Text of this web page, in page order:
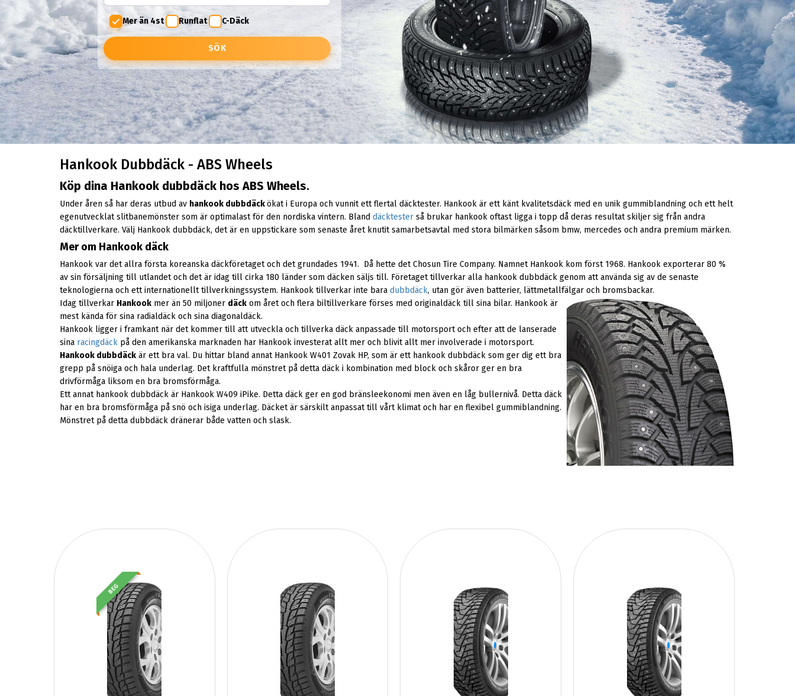
Mer än 4st Runflat C-Däck
SÖK
Hankook Dubbdäck - ABS Wheels
Köp dina Hankook dubbdäck hos ABS Wheels.
Under åren så har deras utbud av hankook dubbdäckökat i Europa och vunnit ett flertal däcktester. Hankook är ett känt kvalitetsdäck med en unik gummiblandning och ett helt
egenutvecklat slitbanemönster som är optimalast för den nordiska vintern. Bland däcktesterså brukar hankook oftast ligga i topp då deras resultat skiljer sig från andra
däcktillverkare. Välj Hankook dubbdäck, det är en uppstickare som senaste året knutit samarbetsavtal med stora bilmärken såsom bmw, mercedes och andra premium märken.
Mer om Hankook däck
Hankook var det allra första koreanska däckföretaget och det grundades 1941. Då hette det Chosun Tire Company. Namnet Hankook kom först 1968. Hankook exporterar 80 %
av sin försäljning till utlandet och det är idag till cirka 180 länder som däcken säljs till. Företaget tillverkar alla hankook dubbdäck genom att använda sig av de senaste
teknologierna och ett internationellt tillverkningssystem. Hankook tillverkar inte bara dubbdäck, utan gör även batterier, lättmetallfälgar och bromsbackar.
Idag tillverkar Hankookmer än 50 miljoner däckom året och flera biltillverkare förses med originaldäck till sina bilar. Hankook är
mest kända för sina radialdäck och sina diagonaldäck.
Hankook ligger i framkant när det kommer till att utveckla och tillverka däck anpassade till motorsport och efter att de lanserade
sina racingdäckpå den amerikanska marknaden har Hankook investerat allt mer och blivit allt mer involverade i motorsport.
Hankook dubbdäckär ett bra val. Du hittar bland annat Hankook W401 Zovak HP, som är ett hankook dubbdäck som ger dig ett bra
grepp på snöiga och hala underlag. Det kraftfulla mönstret på detta däck i kombination med block och skåror ger en bra
drivförmåga liksom en bra bromsförmåga.
Ett annat hankook dubbdäck är Hankook W409 iPike. Detta däck ger en god bränsleekonomi men även en låg bullernivå. Detta däck
har en bra bromsförmåga på snö och isiga underlag. Däcket är särskilt anpassat till vårt klimat och har en flexibel gummiblandning.
Mönstret på detta dubbdäck dränerar både vatten och slask.
BEG